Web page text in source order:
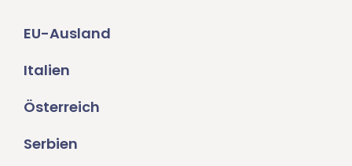
EU-Ausland
Italien
Österreich
Serbien